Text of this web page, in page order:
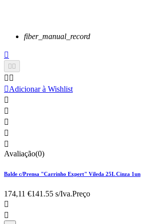
fiber_manual_record

 
 
Adicionar à Wishlist





Avaliação(0)
Balde c/Prensa "Carrinho Expert" Vileda 25L Cinza 1un
174,11 €141.55 s/Iva.Preço

